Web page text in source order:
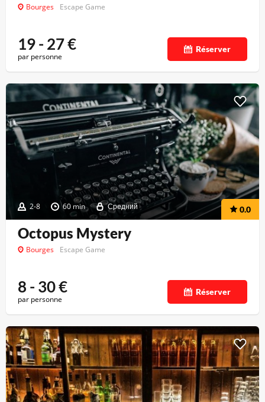
Bourges Escape Game
19 - 27€
par personne
Réserver
2-8 60 min Средний 0.0
Octopus Mystery
Bourges Escape Game
8 - 30€
par personne
Réserver